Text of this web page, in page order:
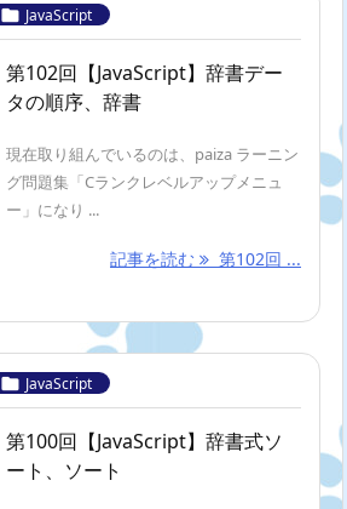
 JavaScript
第102回【JavaScript】辞書デー
タの順序、辞書
現在取り組んでいるのは、paiza ラーニン
グ問題集「Cランクレベルアップメニュ
ー」になり ...
記事を読む 第102回 ...
 JavaScript
第100回【JavaScript】辞書式ソ
ート、ソート